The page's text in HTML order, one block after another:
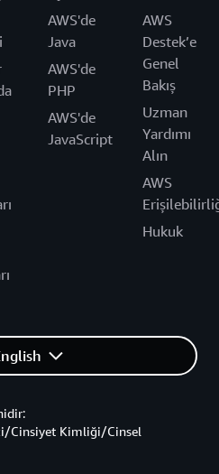
AWS'de
Java
AWS'de
PHP
AWS'de
JavaScript
AWS
Destek’e
Genel
Bakış
Uzman
Yardımı
Alın
AWS
Hukuk
Cinsiyet Kimliği/Cinsel